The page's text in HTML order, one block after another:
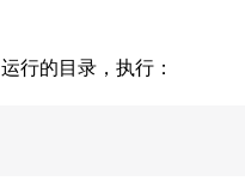
运行的目录，执行：